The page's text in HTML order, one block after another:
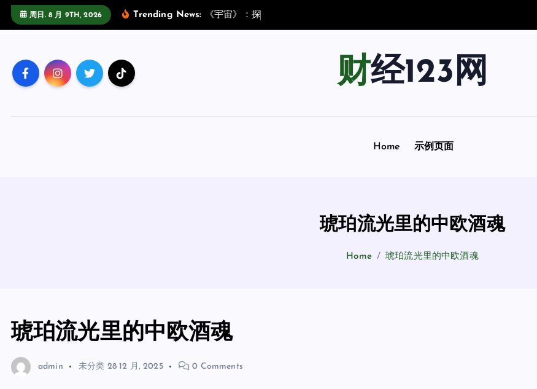
周日. 8 月 9TH, 2026 Trending News: 《宇宙》 ： 探
财经123网
Home 示例页面
琥珀流光里的中欧酒魂
Home 琥珀流光里的中欧酒魂
琥珀流光里的中欧酒魂
admin 未分类 28 12 月, 2025 0 Comments